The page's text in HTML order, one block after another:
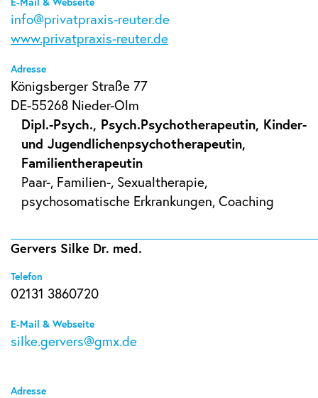
info@privatpraxis-reuter.de
www.privatpraxis-reuter.de
Adresse
Königsberger Straße 77
DE-55268 Nieder-Olm
Dipl.-Psych., Psych.Psychotherapeutin, Kinder-
und Jugendlichenpsychotherapeutin,
Familientherapeutin
Paar-, Familien-, Sexualtherapie,
psychosomatische Erkrankungen, Coaching
Gervers Silke Dr. med.
Telefon
02131 3860720
E-Mail & Webseite
silke.gervers@gmx.de
Adresse